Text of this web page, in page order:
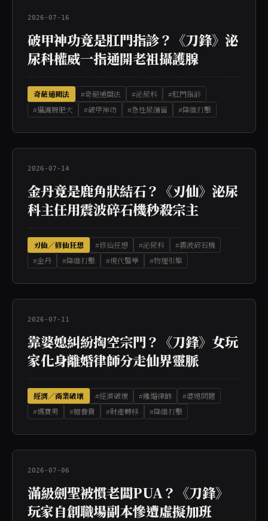
2026-07-16
破甲神功竟是肛門指診？《刀鋒》泌
尿科權威一指通開老祖攝護腺
奇葩通關法 #奇葩通關法 #泌尿科
#肛門指診
#攝護腺肥大
#破甲神功 #急性尿瀦留 #降維打擊
2026-07-14
金丹竟是鹿角狀結石？《刃仙》泌尿
科主任用震波碎石機秒殺宗主
刃仙／修仙狂想 #修仙狂想 #泌尿科
#震波碎石機
#金丹
#降維打擊 #現代醫學 #物理引擎
2026-07-11
靠婆媳糾紛掏空宗門？《刀鋒》女玩
家化身離婚律師分走仙界靈脈
經濟／商業破壞 #經濟破壞 #離婚律師
#婆媳問題
#媽寶男
#贍養費 #財產轉移 #降維打擊
2026-07-06
滿級劍聖被慣老闆PUA？《刀鋒》
玩家自創職場副本慘遭虛擬加班